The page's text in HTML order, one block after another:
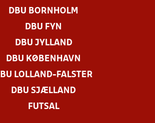
DBU BORNHOLM
DBU FYN
DBU JYLLAND
DBU KØBENHAVN
LOLLAND-FALSTER
DBU SJÆLLAND
FUTSAL